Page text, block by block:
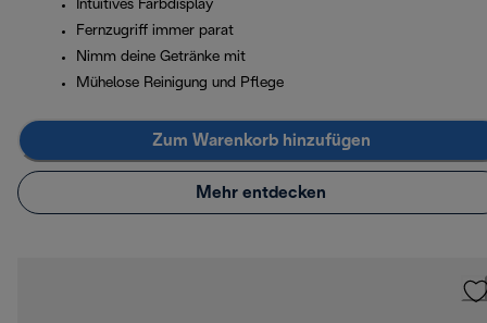
Intuitives Farbdisplay
Fernzugriff immer parat
Nimm deine Getränke mit
Mühelose Reinigung und Pflege
Zum Warenkorb hinzufügen
Mehr entdecken